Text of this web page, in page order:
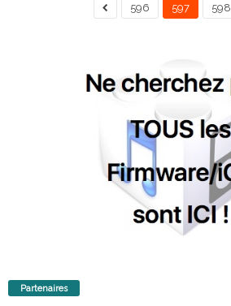
596 597 598
Partenaires